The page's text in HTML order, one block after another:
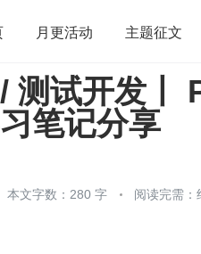
月更活动 主题征文
OpenHarmony 算法
程序员 运维 深度思考
测试开发丨
笔记分享
本文字数：280 字 阅读完需：